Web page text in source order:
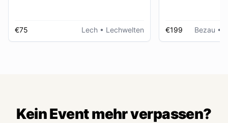
€75 Lech • Lechwelten €199 Bezau •
Kein Event mehr verpassen?